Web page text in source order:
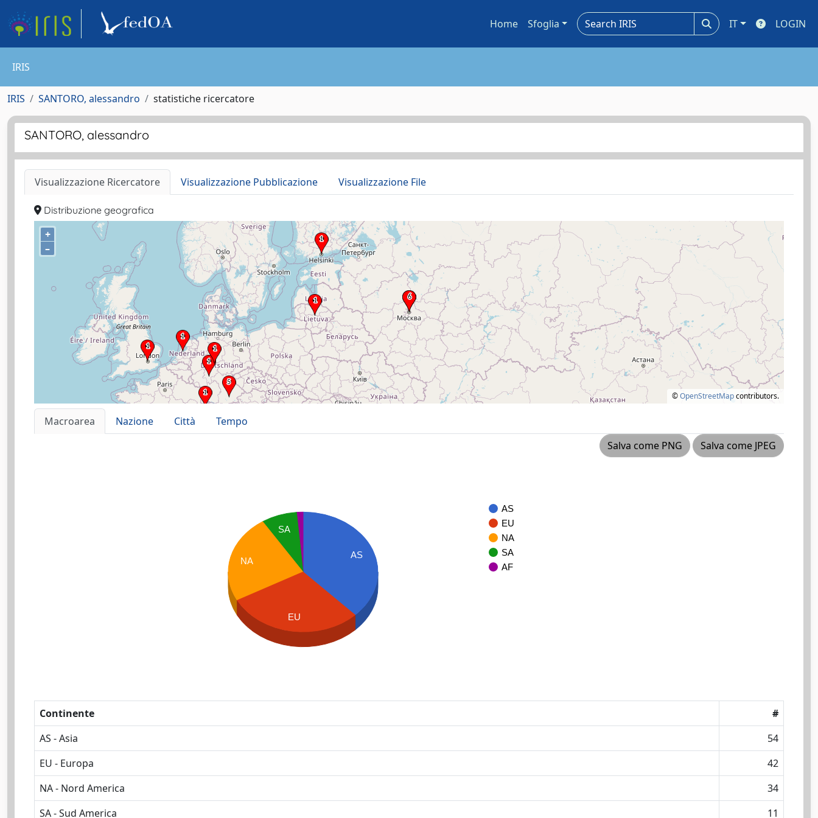
Home Sfoglia IT LOGIN
IRIS
IRIS SANTORO, alessandro statistiche ricercatore
SANTORO, alessandro
Visualizzazione Ricercatore Visualizzazione Pubblicazione Visualizzazione File
Distribuzione geografica
+
–
©OpenStreetMapcontributors.
Macroarea Nazione Città
Tempo
Salva come PNG
Salva come JPEG
AS
EU
NA
SA
AF
AS
SA
NA
EU
Continente
#
AS - Asia
54
EU - Europa
42
NA - Nord America
34
SA - Sud America
11